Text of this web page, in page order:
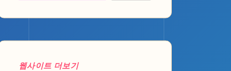
웹사이트 더보기